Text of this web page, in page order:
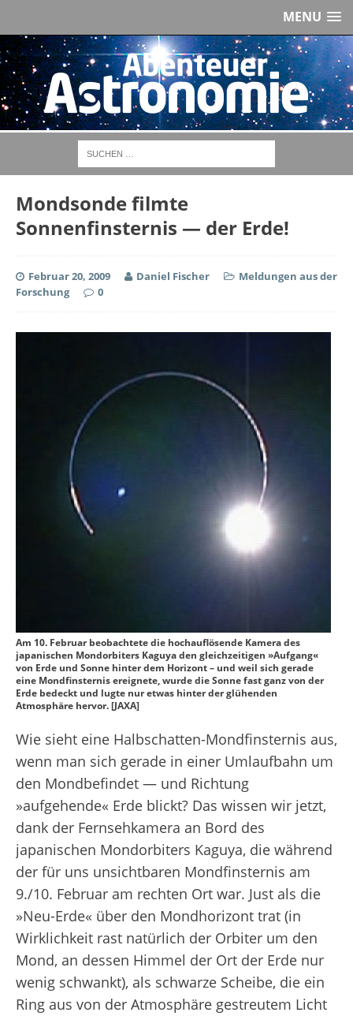
MENU
Mondsonde filmte
Sonnenfinsternis — der Erde!
Februar 20, 2009 Daniel Fischer
Meldungen aus der
Forschung
0
Am 10. Februar beobachtete die hochauflösende Kamera des
japanischen Mondorbiters Kaguya den gleichzeitigen »Aufgang«
von Erde und Sonne hinter dem Horizont – und weil sich gerade
eine Mondfinsternis ereignete, wurde die Sonne fast ganz von der
Erde bedeckt und lugte nur etwas hinter der glühenden
Atmosphäre hervor. [JAXA]
Wie sieht eine Halbschatten-Mondfinsternis aus,
wenn man sich gerade in einer Umlaufbahn um
den Mondbefindet — und Richtung
»aufgehende« Erde blickt? Das wissen wir jetzt,
dank der Fernsehkamera an Bord des
japanischen Mondorbiters Kaguya, die während
der für uns unsichtbaren Mondfinsternis am
9./10. Februar am rechten Ort war. Just als die
»Neu-Erde« über den Mondhorizont trat (in
Wirklichkeit rast natürlich der Orbiter um den
Mond, an dessen Himmel der Ort der Erde nur
wenig schwankt), als schwarze Scheibe, die ein
Ring aus von der Atmosphäre gestreutem Licht